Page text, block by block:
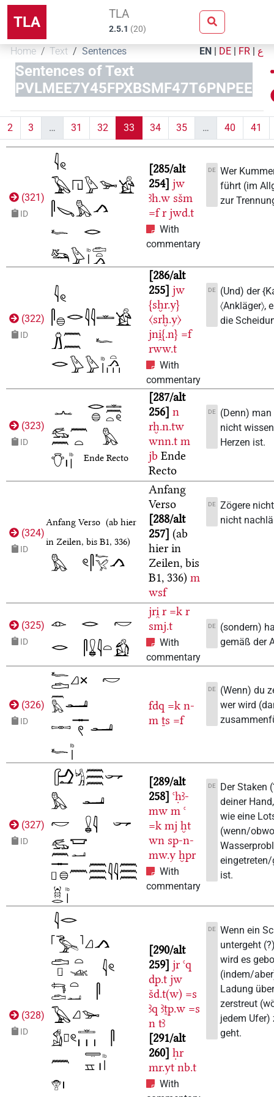
TLA TLA
2.5.1 (20)
Home Text Sentences EN | DE | FR | ع
Sentences of Text
PVLMEE7Y45FPXBSMF47T6PNPEE
2 3 … 31 32 33 34 35 … 40 41
(321)
ID
285/alt
254 jw
ꜣh.w sšm
=f r jwd.t
With
commentary
DE Wer
führt (im
zur
(322)
ID
286/alt
255 jw
{sḫr.y}
〈srḫ.y〉
jni̯{.n} =f
rww.t
With
commentary
DE
(Und) der
die
(323)
ID
Ende Recto
287/alt
256 n
rḫ.n.tw
wnn.t m
jb Ende
Recto
DE
(Denn)
nicht
Herzen ist.
(324)
ID
Anfang Verso (ab hier
in Zeilen, bis B1, 336)
Anfang
Verso
288/alt
257 (ab
hier in
Zeilen, bis
B1, 336) m
wsf
DE Zögere
nicht
(325)
ID
jri̯ r =k r
smj.t
With
commentary
DE
(sondern)
gemäß der
(326)
ID
fdq =k n-
m ṯs =f
DE
(Wenn) du
wer wird
(327)
ID
289/alt
258 ꜥḥꜣ-
mw m ꜥ
=k mj ḫt
wn sp-n-
mw.y ḫpr
With
commentary
DE
Der Staken
deiner
wie eine
(wenn/
ist.
(328)
ID
290/alt
259 jr ꜥq
dp.t jw
šd.t(w) =s
ꜣq ꜣṯp.w =s
n tꜣ
291/alt
260 ḥr
mr.yt nb.t
With
DE Wenn ein
untergeht
wird es
(indem/
Ladung
zerstreut
jedem Ufer)
geht.